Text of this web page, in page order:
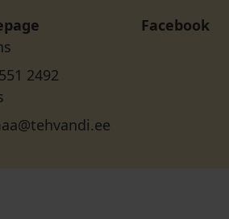
Facebook
2492